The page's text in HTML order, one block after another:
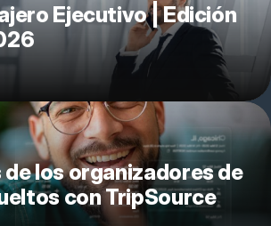
Ejecutivo | Edición
los organizadores de
con TripSource